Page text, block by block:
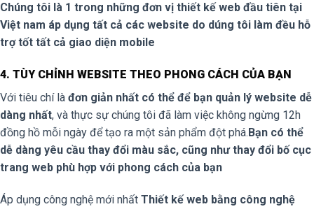
Chúng tôi là 1 trong những đơn vị thiết kế web đầu tiên tại
Việt nam áp dụng tất cả các website do dúng tôi làm đều hỗ
trợ tốt tất cả giao diện mobile
4. TÙY CHỈNH WEBSITE THEO PHONG CÁCH CỦA BẠN
Với tiêu chí là đơn giản nhất có thể để bạn quản lý website dễ
dàng nhất, và thực sự chúng tôi đã làm việc không ngừng 12h
đồng hồ mỗi ngày để tạo ra một sản phẩm đột phá.Bạn có thể
dễ dàng yêu cầu thay đổi màu sắc, cũng như thay đổi bố cục
trang web phù hợp với phong cách của bạn
Áp dụng công nghệ mới nhất Thiết kế web bằng công nghệ